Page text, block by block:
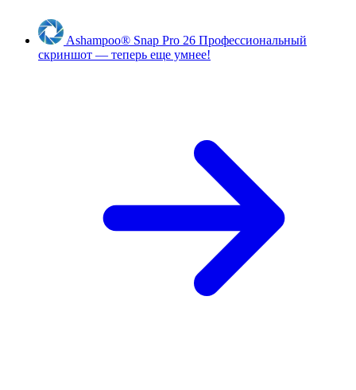
Ashampoo® Snap Pro 26 Профессиональный
скриншот — теперь еще умнее!